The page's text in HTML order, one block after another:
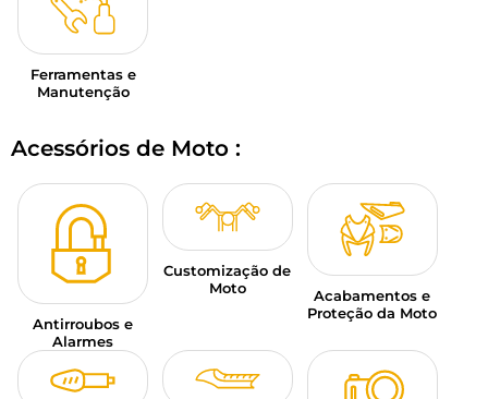
Ferramentas e
Manutenção
Acessórios de Moto :
Antirroubos e
Alarmes
Customização de
Moto
Acabamentos e
Proteção da Moto